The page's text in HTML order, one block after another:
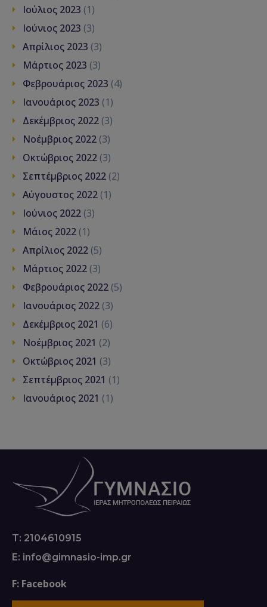
Ιούλιος 2023 (1)
Ιούνιος 2023 (3)
Απρίλιος 2023 (3)
Μάρτιος 2023 (3)
Φεβρουάριος 2023 (4)
Ιανουάριος 2023 (1)
Δεκέμβριος 2022 (3)
Νοέμβριος 2022 (3)
Οκτώβριος 2022 (3)
Σεπτέμβριος 2022 (2)
Αύγουστος 2022 (1)
Ιούνιος 2022 (3)
Μάιος 2022 (1)
Απρίλιος 2022 (5)
Μάρτιος 2022 (3)
Φεβρουάριος 2022 (5)
Ιανουάριος 2022 (3)
Δεκέμβριος 2021 (6)
Νοέμβριος 2021 (2)
Οκτώβριος 2021 (3)
Σεπτέμβριος 2021 (1)
Ιανουάριος 2021 (1)
T: 2104610915
E: info@gimnasio-imp.gr
F: Facebook